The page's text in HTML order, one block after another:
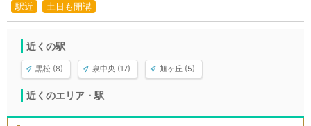
駅近
土日も開講
近くの駅
黒松 (8) 泉中央 (17) 旭ヶ丘 (5)
近くのエリア・駅